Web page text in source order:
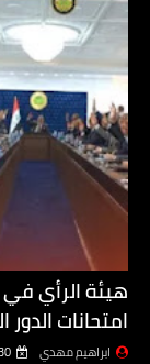
هيئة الرأي في
امتحانات الدور
ابراهيم مهدي 30